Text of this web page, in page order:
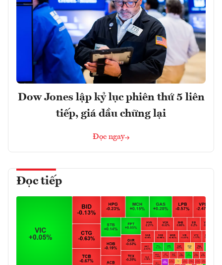
Dow Jones lập kỷ lục phiên thứ 5 liên
tiếp, giá dầu chững lại
Đọc ngay
Đọc tiếp